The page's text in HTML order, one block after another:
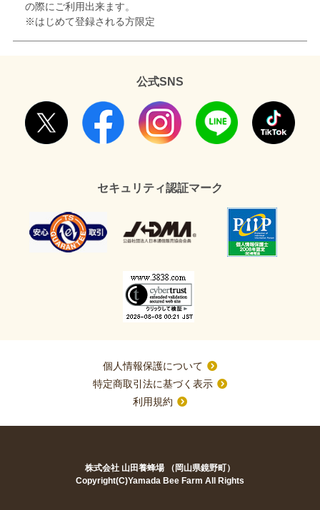
の際にご利用出来ます。
※はじめて登録される方限定
公式SNS
セキュリティ認証マーク
個人情報保護について
特定商取引法に基づく表示
利用規約
株式会社 山田養蜂場 （岡山県鏡野町）
Copyright(C)Yamada Bee Farm All Rights